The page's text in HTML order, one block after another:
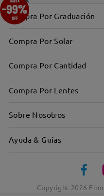
Compra Por Graduación
Compra Por Solar
Compra Por Cantidad
Compra Por Lentes
Sobre Nosotros
Ayuda & Guías
Copyright 2026